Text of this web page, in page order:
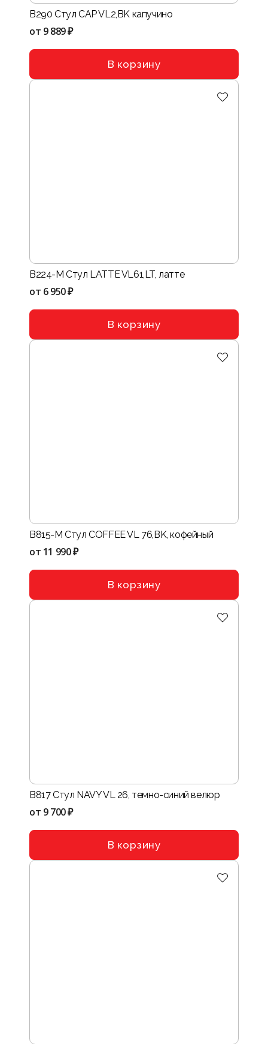
B290 Стул CAP VL2,BK капучино
от 9 889 ₽
В корзину
B224-M Стул LATTE VL61,LT, латте
от 6 950 ₽
В корзину
B815-M Стул COFFEE VL 76,BK, кофейный
от 11 990 ₽
В корзину
B817 Стул NAVY VL 26, темно-синий велюр
от 9 700 ₽
В корзину